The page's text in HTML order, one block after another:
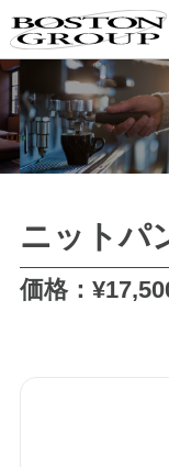
BOSTON 定
タキシ
ジャケ
ニットパ
価格：